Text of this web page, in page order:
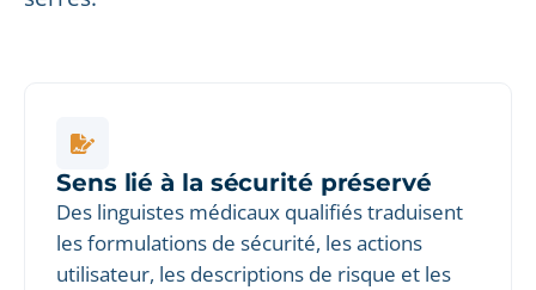
Sens lié à la sécurité préservé
Des linguistes médicaux qualifiés traduisent
les formulations de sécurité, les actions
utilisateur, les descriptions de risque et les